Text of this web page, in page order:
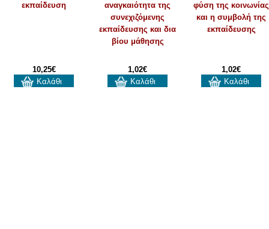
εκπαίδευση
10,25€
Καλάθι
αναγκαιότητα της
συνεχιζόμενης
εκπαίδευσης και δια
βίου μάθησης
1,02€
Καλάθι
φύση της κοινωνίας
και η συμβολή της
εκπαίδευσης
1,02€
Καλάθι